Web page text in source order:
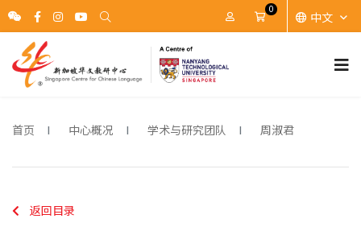
账户 Cart
0
中文
首页 中心概况 学术与研究团队 周淑君
返回目录